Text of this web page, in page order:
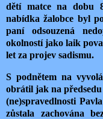
dětí matce na dobu
nabídka žalobce byl
paní odsouzená
okolností jako laik
let za projev sadismu.
S podnětem na
obrátil jak na
(ne)spravedlnosti
zůstala zachována